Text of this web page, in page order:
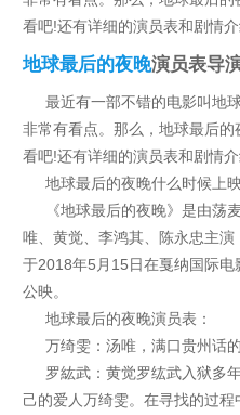
看吧!还有详细的演员表和剧情介
地球最后的夜晚演员表导
最近有一部不错的电影叫地
非常有看点。那么， 地球最后的
看吧!还有详细的演员表和剧情
地球最后的夜晚什么时候上映
《地球最后的夜晚》是由荡
唯、黄觉、李鸿其、陈永忠主
于2018年5月15日在戛纳国际
公映。
地球最后的夜晚演员表：
万绮雯：汤唯，满口贵州话
罗紘武：黄觉罗纮武入狱多
己的爱人万绮雯。在寻找的过